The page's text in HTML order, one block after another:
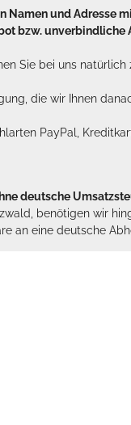
Namen und Adresse
bzw. unverbindliche
Sie bei uns
die wir Ihnen
PayPal,
deutsche
benötigen wir
an eine deutsche